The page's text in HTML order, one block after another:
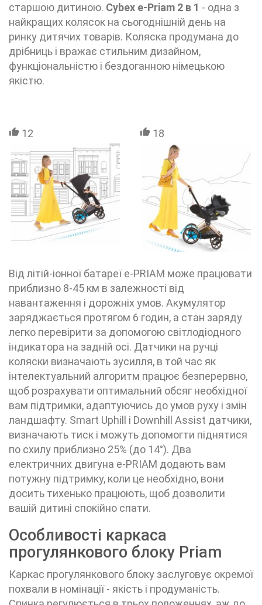
старшою дитиною. Cybex e-Priam 2 в 1 - одна з
найкращих колясок на сьогоднішній день на
ринку дитячих товарів. Коляска продумана до
дрібниць і вражає стильним дизайном,
функціональністю і бездоганною німецькою
якістю.
12 18
Від літій-іонної батареї e-PRIAM може працювати
приблизно 8-45 км в залежності від
навантаження і дорожніх умов. Акумулятор
заряджається протягом 6 годин, а стан заряду
легко перевірити за допомогою світлодіодного
індикатора на задній осі. Датчики на ручці
коляски визначають зусилля, в той час як
інтелектуальний алгоритм працює безперервно,
щоб розрахувати оптимальний обсяг необхідної
вам підтримки, адаптуючись до умов руху і змін
ландшафту. Smart Uphill і Downhill Assist датчики,
визначають тиск і можуть допомогти піднятися
по схилу приблизно 25% (до 14°). Два
електричних двигуна e-PRIAM додають вам
потужну підтримку, коли це необхідно, вони
досить тихенько працюють, щоб дозволити
вашій дитині спокійно спати.
Особливості каркаса
прогулянкового блоку Priam
Каркас прогулянкового блоку заслуговує окремої
похвали в номінації - якість і продуманість.